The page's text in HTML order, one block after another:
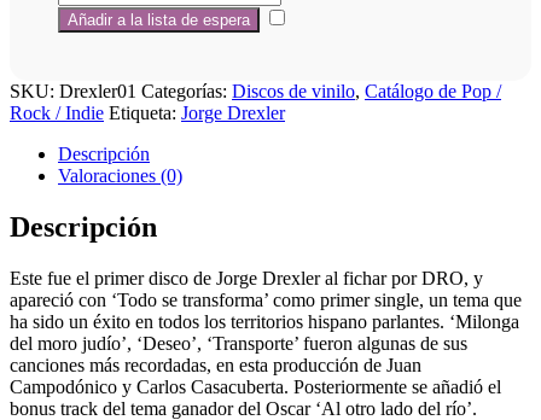
SKU: Drexler01 Categorías: Discos de vinilo, Catálogo de Pop /
Rock / Indie Etiqueta: Jorge Drexler
Descripción
Valoraciones (0)
Descripción
Este fue el primer disco de Jorge Drexler al fichar por DRO, y
apareció con ‘Todo se transforma’ como primer single, un tema que
ha sido un éxito en todos los territorios hispano parlantes. ‘Milonga
del moro judío’, ‘Deseo’, ‘Transporte’ fueron algunas de sus
canciones más recordadas, en esta producción de Juan
Campodónico y Carlos Casacuberta. Posteriormente se añadió el
bonus track del tema ganador del Oscar ‘Al otro lado del río’.